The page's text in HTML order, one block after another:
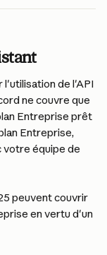
l'utilisation de l'API
ne couvre que
Entreprise prêt
Entreprise,
votre équipe de
peuvent couvrir
en vertu d'un